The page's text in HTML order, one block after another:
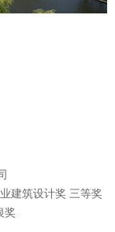
建筑设计奖 三等奖
奖